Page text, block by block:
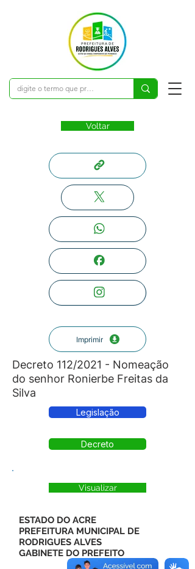
Voltar
Imprimir
Decreto 112/2021 - Nomeação
do senhor Ronierbe Freitas da
Silva
Legislação
Decreto
Visualizar
ESTADO DO ACRE
PREFEITURA MUNICIPAL DE
RODRIGUES ALVES
GABINETE DO PREFEITO